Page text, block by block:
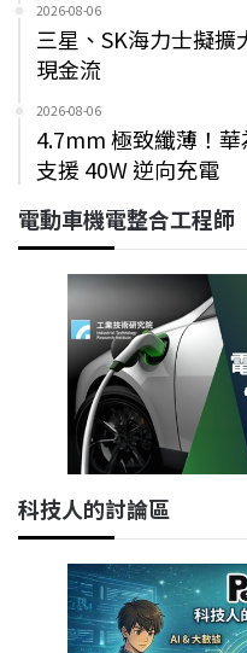
2026-08-06
三星、SK海力士擬擴
現金流
2026-08-06
4.7mm 極致纖薄！
支援 40W 逆向充電
電動車機電整合工程師
科技人的討論區